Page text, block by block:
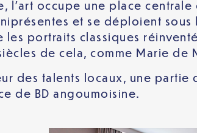
l’art occupe une place
et se déploient
portraits classiques
de cela, comme Marie de
des talents locaux, une
de BD angoumoisine.